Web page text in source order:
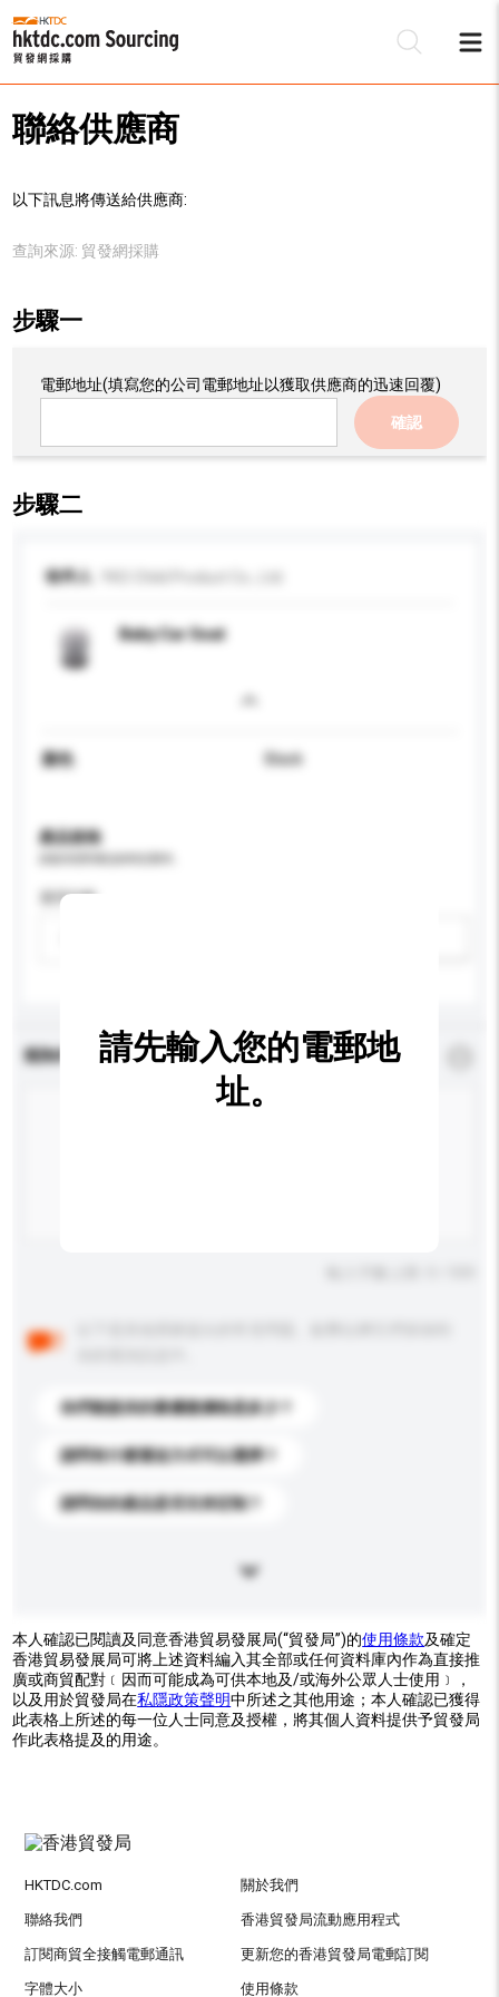
聯絡供應商
以下訊息將傳送給供應商:
查詢來源: 貿發網採購
步驟一
電郵地址(填寫您的公司電郵地址以獲取供應商的迅速回覆)
確認
步驟二
收件人
Baby Car Seat
顏色 Black
產品規格
適用年齡
查詢內容 *必須填寫
你們能提供的最優惠價格是多少？
請問有什麼運送方式可以選擇？
請問你的產品是否支持定制？
請先輸入您的電郵地
址。
本人確認已閱讀及同意香港貿易發展局(“貿發局”)的使用條款及確定
香港貿易發展局可將上述資料編入其全部或任何資料庫內作為直接推
廣或商貿配對﹝因而可能成為可供本地及/或海外公眾人士使用﹞，
以及用於貿發局在私隱政策聲明中所述之其他用途；本人確認已獲得
此表格上所述的每一位人士同意及授權，將其個人資料提供予貿發局
作此表格提及的用途。
HKTDC.com 關於我們
聯絡我們 香港貿發局流動應用程式
訂閱商貿全接觸電郵通訊 更新您的香港貿發局電郵訂閱
字體大小 使用條款